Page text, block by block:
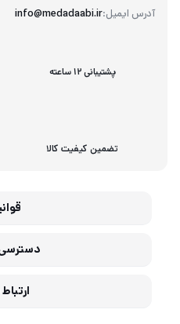
آدرس ایمیل:info@medadaabi.ir
پشتیبانی 12 ساعته
تضمین کیفیت کالا